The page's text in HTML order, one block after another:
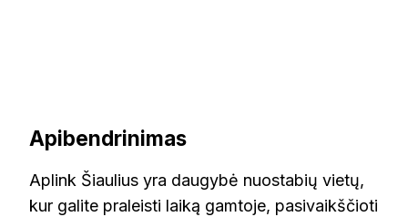
Apibendrinimas
Aplink Šiaulius yra daugybė nuostabių vietų,
kur galite praleisti laiką gamtoje, pasivaikščioti